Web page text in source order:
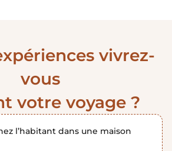
vivrez-
vous
votre voyage ?
l’habitant dans une maison